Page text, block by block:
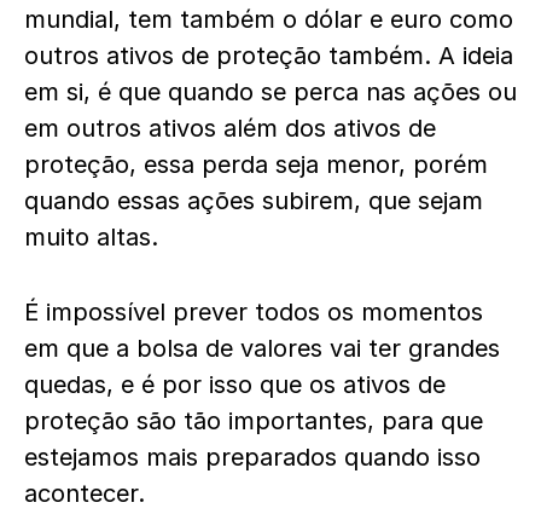
mundial, tem também o dólar e euro como
outros ativos de proteção também. A ideia
em si, é que quando se perca nas ações ou
em outros ativos além dos ativos de
proteção, essa perda seja menor, porém
quando essas ações subirem, que sejam
muito altas.
É impossível prever todos os momentos
em que a bolsa de valores vai ter grandes
quedas, e é por isso que os ativos de
proteção são tão importantes, para que
estejamos mais preparados quando isso
acontecer.